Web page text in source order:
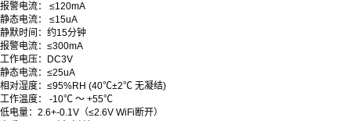
报警电流： ≤120mA
静态电流： ≤15uA
静默时间：约15分钟
报警电流：≤300mA
工作电压：DC3V
静态电流：≤25uA
相对湿度：≤95%RH (40℃±2℃ 无凝结)
工作温度： -10℃ ～ +55℃
低电量：2.6+-0.1V（≤2.6V WiFi断开）